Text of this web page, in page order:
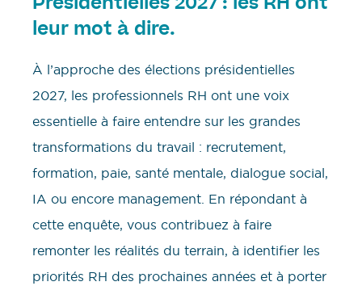
Présidentielles 2027 : les RH ont
leur mot à dire.
À l’approche des élections présidentielles
2027, les professionnels RH ont une voix
essentielle à faire entendre sur les grandes
transformations du travail : recrutement,
formation, paie, santé mentale, dialogue social,
IA ou encore management. En répondant à
cette enquête, vous contribuez à faire
remonter les réalités du terrain, à identifier les
priorités RH des prochaines années et à porter